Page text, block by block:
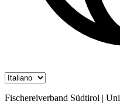
Fischereiverband Südtirol |